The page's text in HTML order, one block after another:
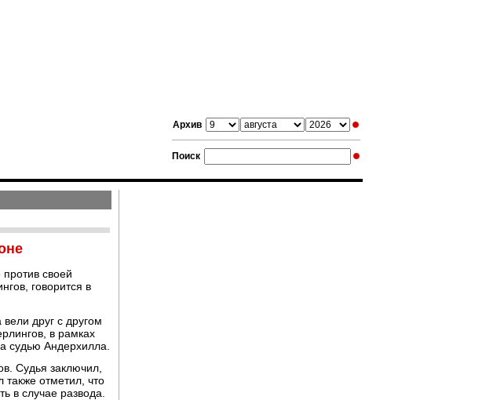
Архив
Поиск
своей
говорится в
друг с другом
в рамках
судью Андерхилла.
Судья заключил,
отметил, что
в случае развода.